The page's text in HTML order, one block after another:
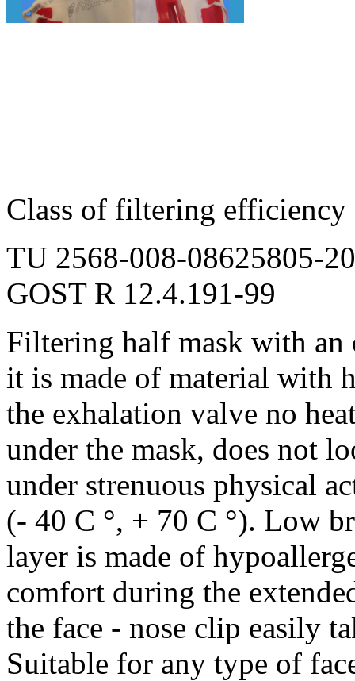
Class of filtering efficiency
TU 2568-008-08625805-
GOST R 12.4.191-99
Filtering half mask with
it is made of material with
the exhalation valve no
under the mask, does not
under strenuous physical
(- 40 C °, + 70 C °). Low
layer is made of
comfort during the
the face - nose clip easily
Suitable for any type of